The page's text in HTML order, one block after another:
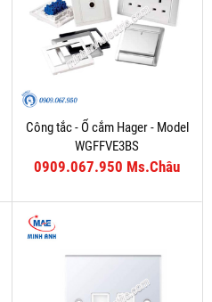
Công tắc - Ổ cắm Hager - Model
WGFFVE3BS
0909.067.950 Ms.Châu